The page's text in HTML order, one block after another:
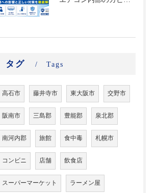
タグ Tags
高石市 藤井寺市 東大阪市 交野市
阪南市 三島郡 豊能郡 泉北郡
南河内郡 旅館 食中毒 札幌市
コンビニ 店舗 飲食店
スーパーマーケット ラーメン屋